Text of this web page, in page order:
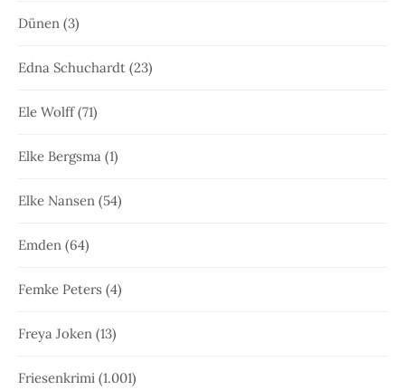
Dünen (3)
Edna Schuchardt (23)
Ele Wolff(71)
Elke Bergsma (1)
Elke Nansen (54)
Emden (64)
Femke Peters (4)
Freya Joken (13)
Friesenkrimi (1.001)